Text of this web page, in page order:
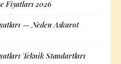
Fiyatları 2026
— Neden Askarot
Teknik Standartları